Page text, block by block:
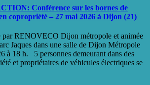
Conférence sur les bornes de
copropriété – 27 mai 2026 à Dijon (21)
par RENOVECO Dijon métropole et animée
Jaques dans une salle de Dijon Métropole
à 18 h. 5 personnes demeurant dans des
et propriétaires de véhicules électriques se